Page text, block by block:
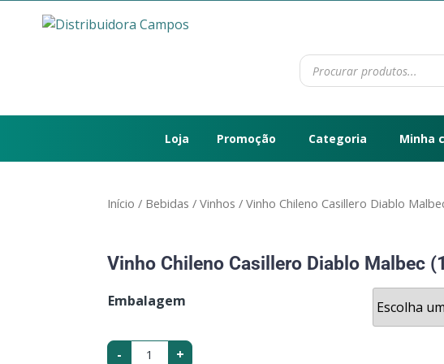
Loja Promoção Categoria Minha
Início / Bebidas / Vinhos / Vinho Chileno Casillero Diablo
Vinho Chileno Casillero Diablo Malbec
Embalagem
- +